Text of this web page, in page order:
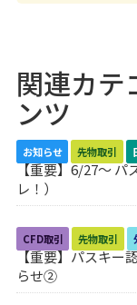
関連カテ
ンツ
お知らせ 先物取引
【重要】6/27～ パ
レ！）
CFD取引 先物取引
【重要】パスキー
らせ②